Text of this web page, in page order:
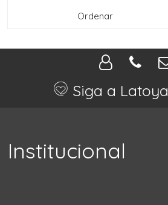
Siga a Latoya
Institucional